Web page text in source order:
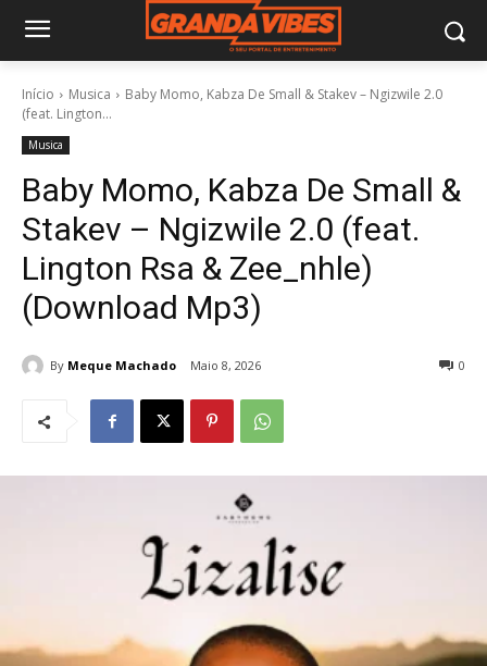
Início Musica
Baby Momo, Kabza De Small & Stakev – Ngizwile 2.0
(feat. Lington...
Musica
Baby Momo, Kabza De Small &
Stakev – Ngizwile 2.0 (feat.
Lington Rsa & Zee_nhle)
(Download Mp3)
By Meque Machado Maio 8, 2026 0